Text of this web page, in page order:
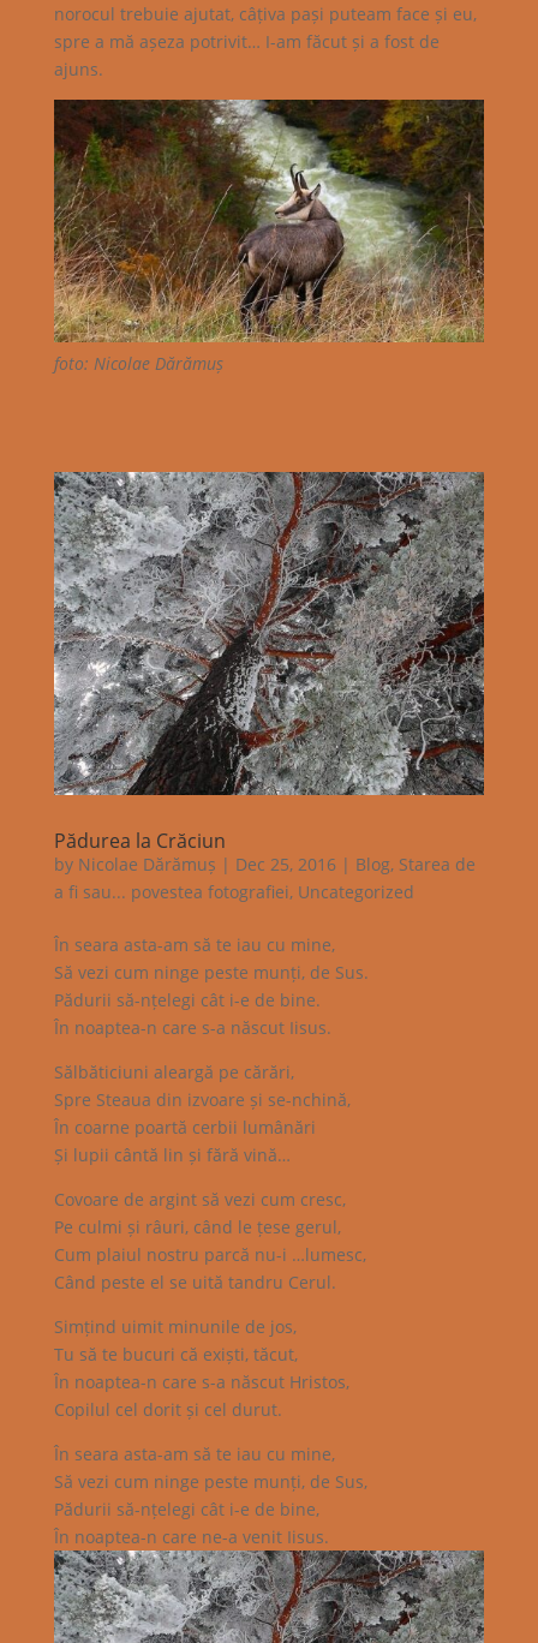
norocul trebuie ajutat, câțiva pași puteam face și eu,
spre a mă așeza potrivit… I-am făcut și a fost de
ajuns.
foto: Nicolae Dărămuș
Pădurea la Crăciun
by Nicolae Dărămuș | Dec 25, 2016| Blog, Starea de
a fi sau... povestea fotografiei, Uncategorized
În seara asta-am să te iau cu mine,
Să vezi cum ninge peste munți, de Sus.
Pădurii să-nțelegi cât i-e de bine.
În noaptea-n care s-a născut Iisus.
Sălbăticiuni aleargă pe cărări,
Spre Steaua din izvoare și se-nchină,
În coarne poartă cerbii lumânări
Și lupii cântă lin și fără vină…
Covoare de argint să vezi cum cresc,
Pe culmi și râuri, când le țese gerul,
Cum plaiul nostru parcă nu-i …lumesc,
Când peste el se uită tandru Cerul.
Simțind uimit minunile de jos,
Tu să te bucuri că exiști, tăcut,
În noaptea-n care s-a născut Hristos,
Copilul cel dorit și cel durut.
În seara asta-am să te iau cu mine,
Să vezi cum ninge peste munți, de Sus,
Pădurii să-nțelegi cât i-e de bine,
În noaptea-n care ne-a venit Iisus.